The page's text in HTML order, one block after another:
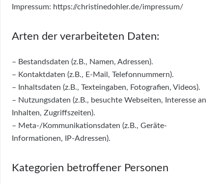
Impressum: https://christinedohler.de/impressum/
Arten der verarbeiteten Daten:
– Bestandsdaten (z.B., Namen, Adressen).
– Kontaktdaten (z.B., E-Mail, Telefonnummern).
– Inhaltsdaten (z.B., Texteingaben, Fotografien, Videos).
– Nutzungsdaten (z.B., besuchte Webseiten, Interesse an
Inhalten, Zugriffszeiten).
– Meta-/Kommunikationsdaten (z.B., Geräte-
Informationen, IP-Adressen).
Kategorien betroffener Personen